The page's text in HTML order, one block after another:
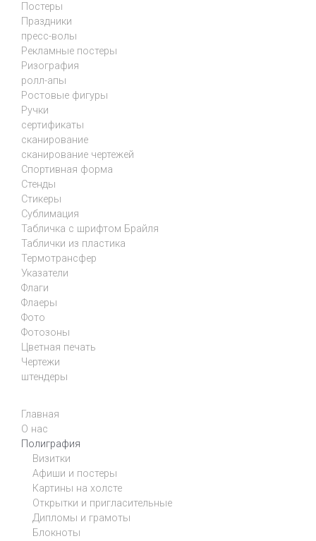
Постеры
Праздники
пресс-волы
Рекламные постеры
Ризография
ролл-апы
Ростовые фигуры
Ручки
сертификаты
сканирование
сканирование чертежей
Спортивная форма
Стенды
Стикеры
Сублимация
Табличка с шрифтом Брайля
Таблички из пластика
Термотрансфер
Указатели
Флаги
Флаеры
Фото
Фотозоны
Цветная печать
Чертежи
штендеры
Главная
О нас
Полиграфия
Визитки
Афиши и постеры
Картины на холсте
Открытки и пригласительные
Дипломы и грамоты
Блокноты